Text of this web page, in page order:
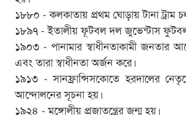
১৮৮০ - কলকাতায় প্রথম ঘোড়ায় টানা ট্রাম
১৮৯৭ - ইতালীয় ফূটবল দল জুভেন্টাস ফুটবল
১৯০৩ - পানামার স্বাধীনতাকামী
এবং তারা স্বাধীনতা অর্জন করে।
১৯১৩ - সানফ্রান্সিসকোতে হরদালের
আন্দোলনের সূচনা হয়।
১৯২৪ - মঙ্গোলীয় প্রজাতন্ত্রের জন্ম হয়।